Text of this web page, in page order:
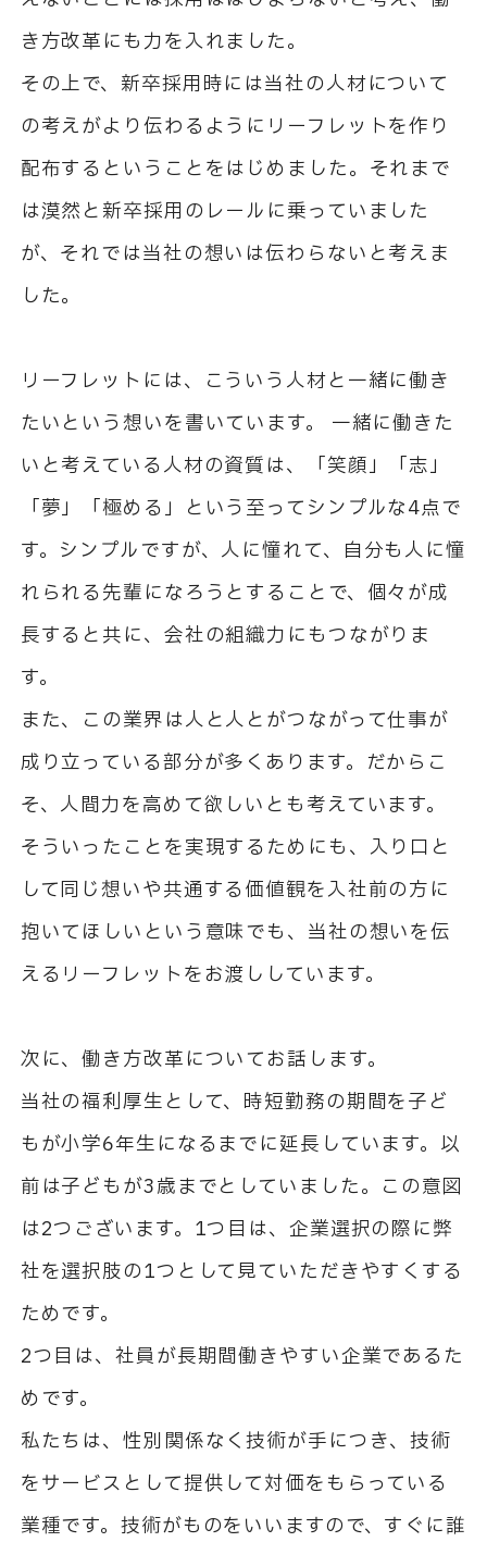
き方改革にも力を入れました。
その上で、新卒採用時には当社の人材について
の考えがより伝わるようにリーフレットを作り
配布するということをはじめました。それまで
は漠然と新卒採用のレールに乗っていました
が、それでは当社の想いは伝わらないと考えま
した。
リーフレットには、こういう人材と一緒に働き
たいという想いを書いています。 一緒に働きた
いと考えている人材の資質は、「笑顔」「志」
「夢」「極める」という至ってシンプルな4点で
す。シンプルですが、人に憧れて、自分も人に憧
れられる先輩になろうとすることで、個々が成
長すると共に、会社の組織力にもつながりま
す。
また、この業界は人と人とがつながって仕事が
成り立っている部分が多くあります。だからこ
そ、人間力を高めて欲しいとも考えています。
そういったことを実現するためにも、入り口と
して同じ想いや共通する価値観を入社前の方に
抱いてほしいという意味でも、当社の想いを伝
えるリーフレットをお渡ししています。
次に、働き方改革についてお話します。
当社の福利厚生として、時短勤務の期間を子ど
もが小学6年生になるまでに延長しています。以
前は子どもが3歳までとしていました。この意図
は2つございます。1つ目は、企業選択の際に弊
社を選択肢の1つとして見ていただきやすくする
ためです。
2つ目は、社員が長期間働きやすい企業であるた
めです。
私たちは、性別関係なく技術が手につき、技術
をサービスとして提供して対価をもらっている
業種です。技術がものをいいますので、すぐに誰